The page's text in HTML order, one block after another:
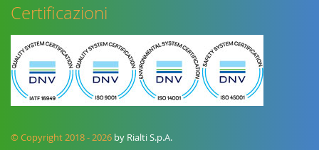
Certificazioni
© Copyright 2018 - 2026 by Rialti S.p.A.